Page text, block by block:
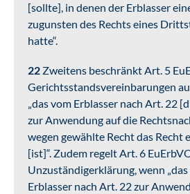
[sollte], in denen der Erblasser
zugunsten des Rechts eines
hatte“.
22 Zweitens beschränkt Art. 5
Gerichtsstandsvereinbarungen
„das vom Erblasser nach Art. 22
zur Anwendung auf die
wegen gewählte Recht das Recht
[ist]“. Zudem regelt Art. 6
Unzuständigerklärung, wenn „das
Erblasser nach Art. 22 zur